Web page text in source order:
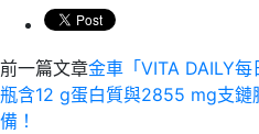
前一篇文章金車「VITA DAILY
瓶含12 g蛋白質與2855 mg支鏈
備！